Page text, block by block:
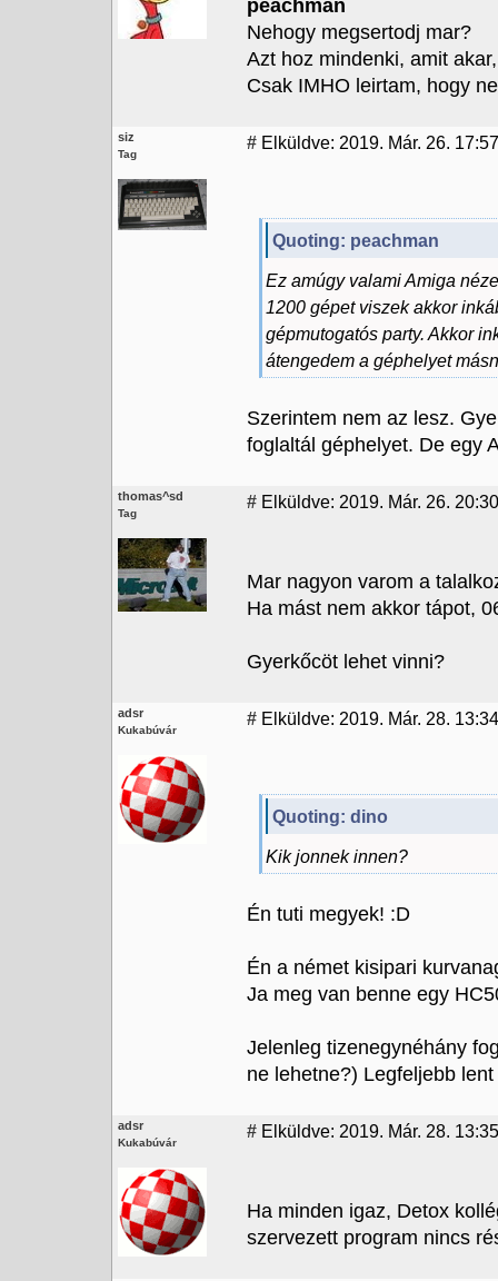
peachman
Nehogy megsertodj mar?
Azt hoz mindenki, amit
Csak IMHO leirtam, hogy
siz
Tag
# Elküldve: 2019. Már. 26. 17:57
Quoting: peachman
Ez amúgy valami Amiga
1200 gépet viszek akkor
gépmutogatós party. Akkor
átengedem a géphelyet
Szerintem nem az lesz.
foglaltál géphelyet. De egy
thomas^sd
Tag
# Elküldve: 2019. Már. 26. 20:30
Mar nagyon varom a
Ha mást nem akkor tápot,
Gyerkőcöt lehet vinni?
adsr
Kukabúvár
# Elküldve: 2019. Már. 28. 13:34
Quoting: dino
Kik jonnek innen?
Én tuti megyek! :D
Én a német kisipari
Ja meg van benne egy
Jelenleg tizenegynéhány
ne lehetne?) Legfeljebb
adsr
Kukabúvár
# Elküldve: 2019. Már. 28. 13:35
Ha minden igaz, Detox
szervezett program nincs